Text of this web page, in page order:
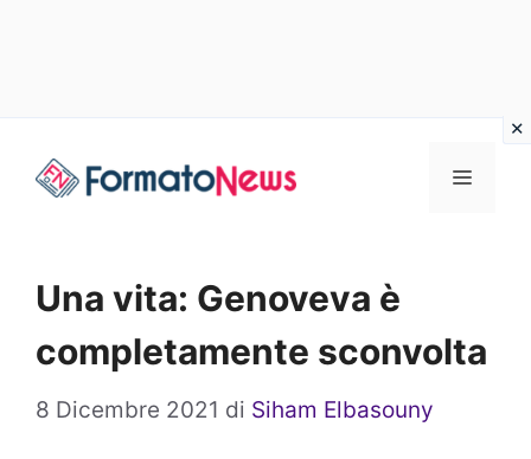
Menu
Una vita: Genoveva è
completamente sconvolta
8 Dicembre 2021 di Siham Elbasouny